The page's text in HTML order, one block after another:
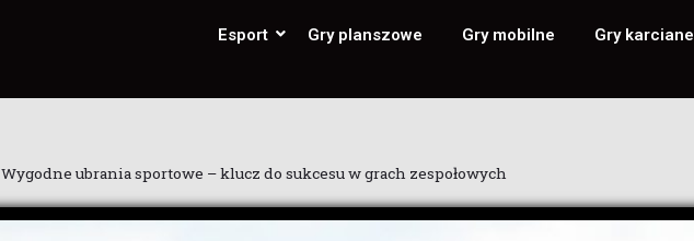
Esport Gry planszowe Gry mobilne Gry karciane
Wygodne ubrania sportowe – klucz do sukcesu w grach zespołowych